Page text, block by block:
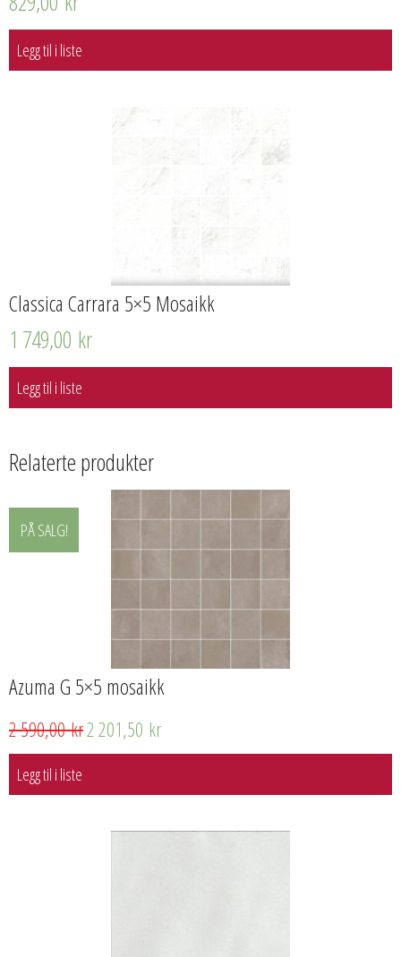
Legg til i liste
Classica Carrara 5×5 Mosaikk
1 749,00 kr
Legg til i liste
Relaterte produkter
PÅ SALG!
Azuma G 5×5 mosaikk
2 590,00kr2 201,50 kr
Legg til i liste